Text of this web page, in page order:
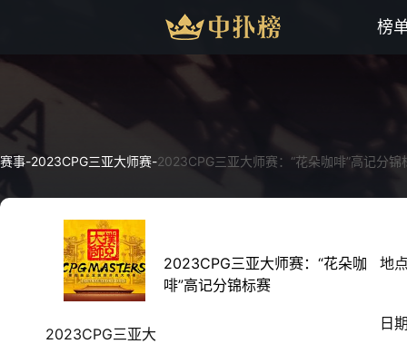
榜
赛事-2023CPG三亚大师赛-2023CPG三亚大师赛：“花朵咖啡”高记分锦
2023CPG三亚大
2023CPG三亚大师赛：“花朵咖
啡”高记分锦标赛
地
日